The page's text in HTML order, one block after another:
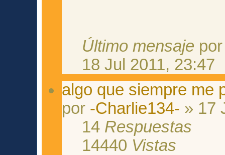
Último mensaje
18 Jul 2011, 23:47
algo que siempre me
por -Charlie134- » 17
14 Respuestas
14440 Vistas